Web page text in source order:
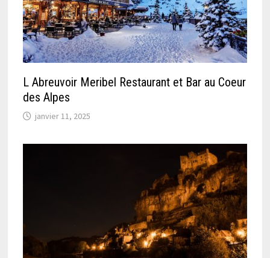
L Abreuvoir Meribel Restaurant et Bar au Coeur
des Alpes
janvier 11, 2025